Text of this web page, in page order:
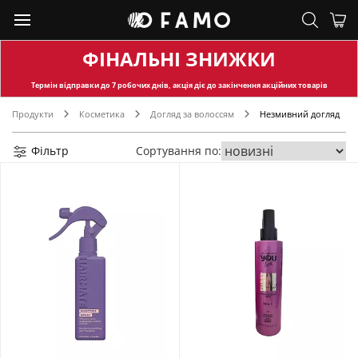
ФІНАЛЬНІ ЗНИЖКИ
Термін відправкидо 7 робочих днів, акція діє до закінчення акційних товарів
Продукти Косметика Догляд за волоссям Незмивний догляд
Фільтр Сортування по: